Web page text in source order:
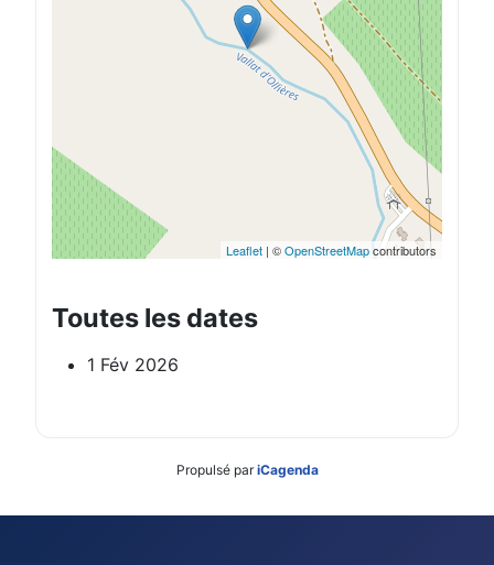
Leaflet | ©OpenStreetMapcontributors
Toutes les dates
1 Fév 2026
Propulsé pariCagenda